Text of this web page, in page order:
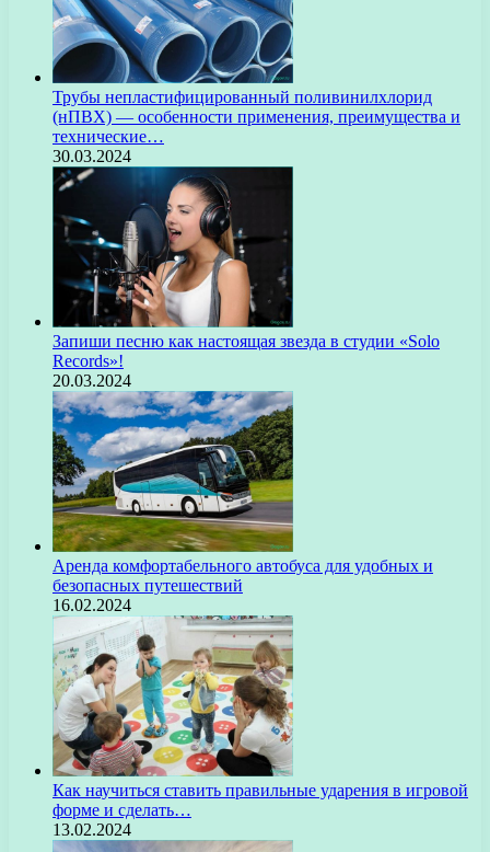
Трубы непластифицированный поливинилхлорид
(нПВХ) — особенности применения, преимущества и
технические…
30.03.2024
Запиши песню как настоящая звезда в студии «Solo
Records»!
20.03.2024
Аренда комфортабельного автобуса для удобных и
безопасных путешествий
16.02.2024
Как научиться ставить правильные ударения в игровой
форме и сделать…
13.02.2024